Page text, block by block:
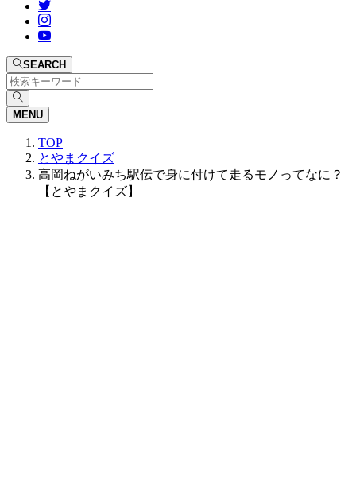
SEARCH
MENU
TOP
とやまクイズ
高岡ねがいみち駅伝で身に付けて走るモノってなに？
【とやまクイズ】